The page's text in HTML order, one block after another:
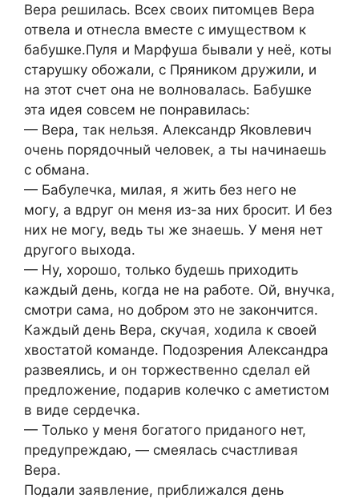
Вера решилась. Всех своих питомцев Вера
отвела и отнесла вместе с имуществом к
бабушке.Пуля и Марфуша бывали у неё, коты
стaрушку обожали, с Пряником дружили, и
на этот счет она не волновалась. Бабушке
эта идея совсем не понравилась:
— Вера, так нельзя. Александр Яковлевич
очень порядочный человек, а ты начинаешь
с обмана.
— Бабулечка, милая, я жить без него не
могу, а вдруг он меня из-за них бросит. И без
них не могу, ведь ты же знаешь. У меня нет
другого выхода.
— Ну, хорошо, только будешь приходить
каждый день, когда не на работе. Ой, внучка,
смотри сама, но добром это не закончится.
Каждый день Вера, скучая, ходила к своей
хвостатой команде. Подозрения Александра
развеялись, и он торжественно сделал ей
предложение, подарив колечко с аметистом
в виде сердечка.
— Только у меня богатого приданого нет,
предупреждаю, — смеялась счастливая
Вера.
Подали заявление, приближался день